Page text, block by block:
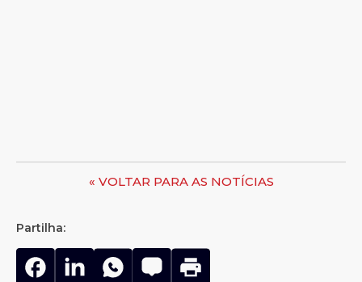
« VOLTAR PARA AS NOTÍCIAS
Partilha: